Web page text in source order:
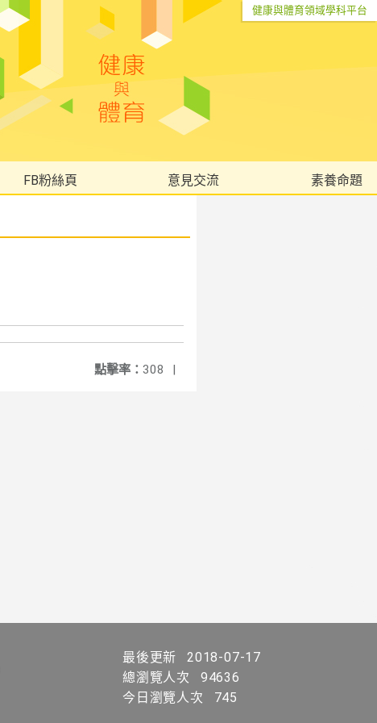
健康與體育領域學科平台
FB粉絲頁 意見交流 素養命題
點擊率： 308 |
最後更新
2018-07-17
總瀏覽人次
94636
今日瀏覽人次
745